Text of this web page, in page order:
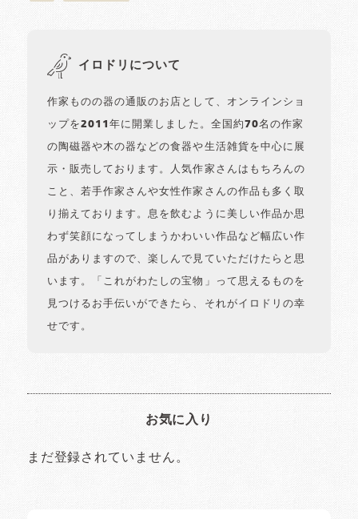
イロドリについて
作家ものの器の通販のお店として、オンラインショ
ップを2011年に開業しました。全国約70名の作家
の陶磁器や木の器などの食器や生活雑貨を中心に展
示・販売しております。人気作家さんはもちろんの
こと、若手作家さんや女性作家さんの作品も多く取
り揃えております。息を飲むように美しい作品か思
わず笑顔になってしまうかわいい作品など幅広い作
品がありますので、楽しんで見ていただけたらと思
います。「これがわたしの宝物」って思えるものを
見つけるお手伝いができたら、それがイロドリの幸
せです。
お気に入り
まだ登録されていません。